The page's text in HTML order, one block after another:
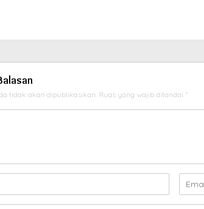
tidak akan dipublikasikan. Ruas yang wajib ditandai *